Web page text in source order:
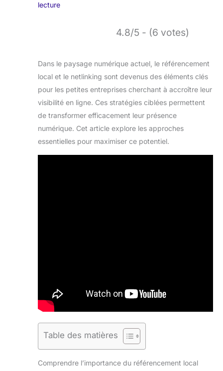
lecture
4.8/5 - (6 votes)
Dans le paysage numérique actuel, le référencement
local et le netlinking sont devenus des éléments clés
pour les petites entreprises cherchant à accroître leur
visibilité en ligne. Ces stratégies ciblées permettent
de transformer efficacement leur présence
numérique. Cet article explore les approches
essentielles pour maximiser ce potentiel.
Table des matières
Comprendre l’importance du référencement local